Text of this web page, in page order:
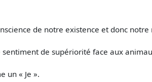
de notre existence et donc
de supériorité face aux
un « Je ».